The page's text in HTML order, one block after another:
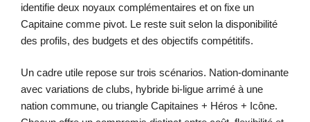
identifie deux noyaux complémentaires et on fixe un
Capitaine comme pivot. Le reste suit selon la disponibilité
des profils, des budgets et des objectifs compétitifs.
Un cadre utile repose sur trois scénarios. Nation-dominante
avec variations de clubs, hybride bi-ligue arrimé à une
nation commune, ou triangle Capitaines + Héros + Icône.